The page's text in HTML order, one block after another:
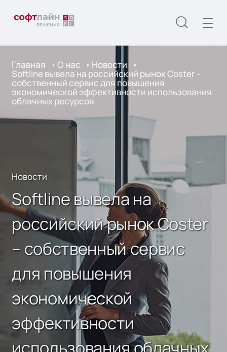
Главная О нас Новости
Softline вывела на российский рынок Coster –
собственный сервис для повышения
экономической эффективности использования
облачных ресурсов
Новости
Softline вывела на
российский рынок Coster
– собственный сервис
для повышения
экономической
эффективности